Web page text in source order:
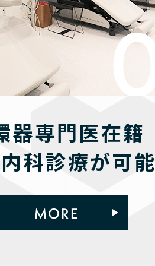
器専門医在籍
科診療が可能
MORE